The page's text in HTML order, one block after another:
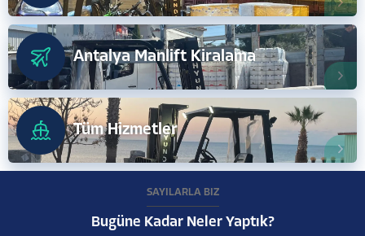
Antalya Manlift Kiralama
Tüm Hizmetler
SAYILARLA BİZ
Bugüne Kadar Neler Yaptık?